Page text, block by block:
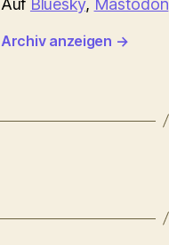
Archiv anzeigen →